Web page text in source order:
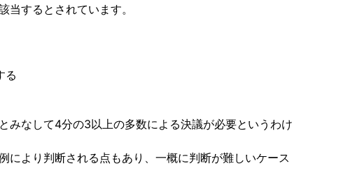
するとされています。
る
みなして4分の3以上の多数による決議が必要というわけ
により判断される点もあり、一概に判断が難しいケース